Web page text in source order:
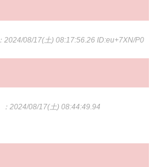
：2024/08/17(土) 08:17:56.26 ID:eu+7XN/P0
：2024/08/17(土) 08:44:49.94